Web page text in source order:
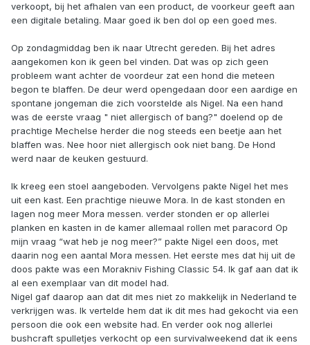
verkoopt, bij het afhalen van een product, de voorkeur geeft aan
een digitale betaling. Maar goed ik ben dol op een goed mes.
Op zondagmiddag ben ik naar Utrecht gereden. Bij het adres
aangekomen kon ik geen bel vinden. Dat was op zich geen
probleem want achter de voordeur zat een hond die meteen
begon te blaffen. De deur werd opengedaan door een aardige en
spontane jongeman die zich voorstelde als Nigel. Na een hand
was de eerste vraag " niet allergisch of bang?" doelend op de
prachtige Mechelse herder die nog steeds een beetje aan het
blaffen was. Nee hoor niet allergisch ook niet bang. De Hond
werd naar de keuken gestuurd.
Ik kreeg een stoel aangeboden. Vervolgens pakte Nigel het mes
uit een kast. Een prachtige nieuwe Mora. In de kast stonden en
lagen nog meer Mora messen. verder stonden er op allerlei
planken en kasten in de kamer allemaal rollen met paracord Op
mijn vraag “wat heb je nog meer?” pakte Nigel een doos, met
daarin nog een aantal Mora messen. Het eerste mes dat hij uit de
doos pakte was een Morakniv Fishing Classic 54. Ik gaf aan dat ik
al een exemplaar van dit model had.
Nigel gaf daarop aan dat dit mes niet zo makkelijk in Nederland te
verkrijgen was. Ik vertelde hem dat ik dit mes had gekocht via een
persoon die ook een website had. En verder ook nog allerlei
bushcraft spulletjes verkocht op een survivalweekend dat ik eens